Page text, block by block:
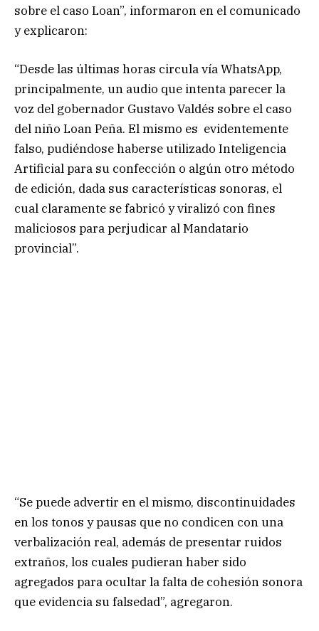
sobre el caso Loan”, informaron en el comunicado
y explicaron:
“Desde las últimas horas circula vía WhatsApp,
principalmente, un audio que intenta parecer la
voz del gobernador Gustavo Valdés sobre el caso
del niño Loan Peña. El mismo es evidentemente
falso, pudiéndose haberse utilizado Inteligencia
Artificial para su confección o algún otro método
de edición, dada sus características sonoras, el
cual claramente se fabricó y viralizó con fines
maliciosos para perjudicar al Mandatario
provincial”.
“Se puede advertir en el mismo, discontinuidades
en los tonos y pausas que no condicen con una
verbalización real, además de presentar ruidos
extraños, los cuales pudieran haber sido
agregados para ocultar la falta de cohesión sonora
que evidencia su falsedad”, agregaron.